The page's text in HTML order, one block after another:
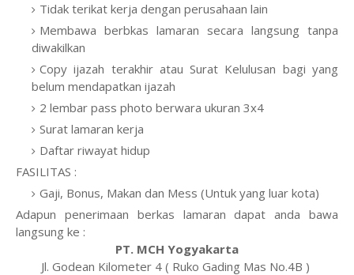
Tidak terikat kerja dengan perusahaan lain
Membawa berbkas lamaran secara langsung tanpa
diwakilkan
Copy ijazah terakhir atau Surat Kelulusan bagi yang
belum mendapatkan ijazah
2 lembar pass photo berwara ukuran 3x4
Surat lamaran kerja
Daftar riwayat hidup
FASILITAS :
Gaji, Bonus, Makan dan Mess (Untuk yang luar kota)
Adapun penerimaan berkas lamaran dapat anda bawa
langsung ke :
PT. MCH Yogyakarta
Jl. Godean Kilometer 4 ( Ruko Gading Mas No.4B )